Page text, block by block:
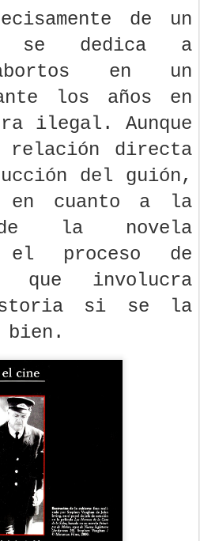
de un
se dedica a
en un
los años en
ilegal. Aunque
relación directa
del guión,
cuanto a la
de la novela
proceso de
que involucra
si se la
bien.